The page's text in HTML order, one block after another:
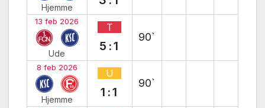
Hjemme
13 feb 2026
Ude
T
5:1
90`
8 feb 2026
Hjemme
U
1:1
90`